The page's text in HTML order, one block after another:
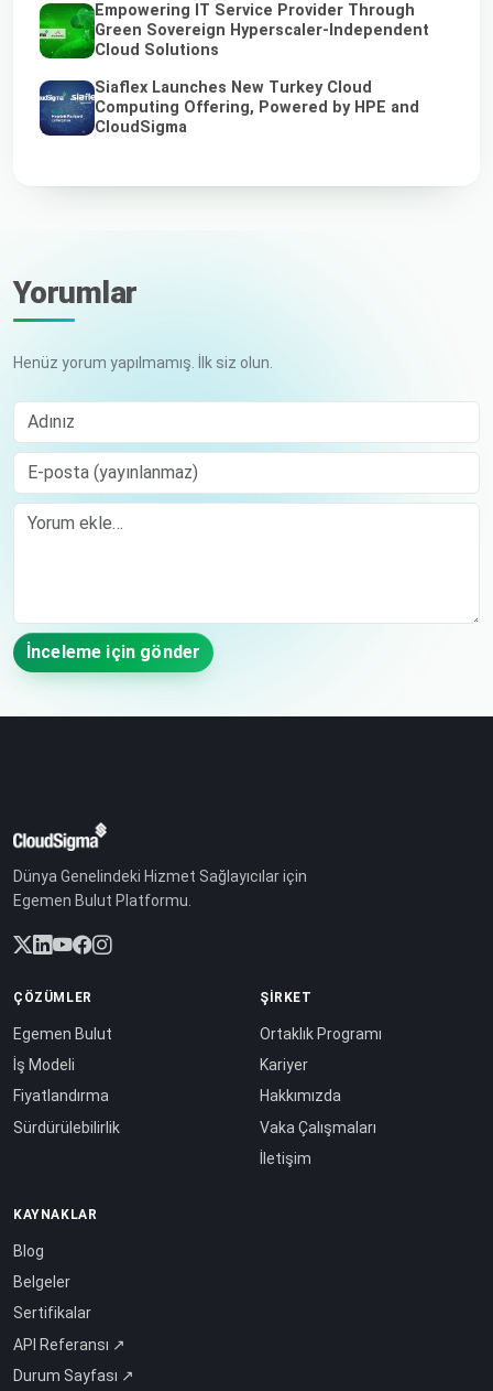
Empowering IT Service Provider Through
Green Sovereign Hyperscaler-Independent
Cloud Solutions
Siaflex Launches New Turkey Cloud
Computing Offering, Powered by HPE and
CloudSigma
Yorumlar
Henüz yorum yapılmamış. İlk siz olun.
Adınız
E-posta (yayınlanmaz)
Comment
İnceleme için gönder
Dünya Genelindeki Hizmet Sağlayıcılar için
Egemen Bulut Platformu.
ÇÖZÜMLER
Egemen Bulut
İş Modeli
Fiyatlandırma
Sürdürülebilirlik
ŞIRKET
Ortaklık Programı
Kariyer
Hakkımızda
Vaka Çalışmaları
İletişim
KAYNAKLAR
Blog
Belgeler
Sertifikalar
API Referansı ↗
Durum Sayfası ↗